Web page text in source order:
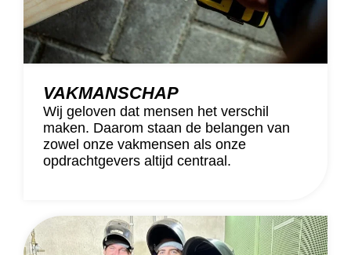
VAKMANSCHAP
Wij geloven dat mensen het verschil
maken. Daarom staan de belangen van
zowel onze vakmensen als onze
opdrachtgevers altijd centraal.